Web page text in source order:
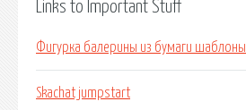
Links to Important Stuff
Фигурка балерины из бумаги шаблоны
Skachat jumpstart